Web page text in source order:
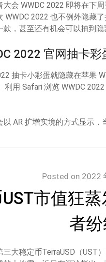
大会 WWDC 2022 即将在下
WWDC 2022 也不例外隐藏
款，甚至还有机会可以抽到
2022 官网抽卡彩
抽卡小彩蛋就隐藏在苹果
利用 Safari 浏览 WWDC
以 AR 扩增实境的方式显示
市值狂
者
Posted on 2022
三大稳定币TerraUSD（UST